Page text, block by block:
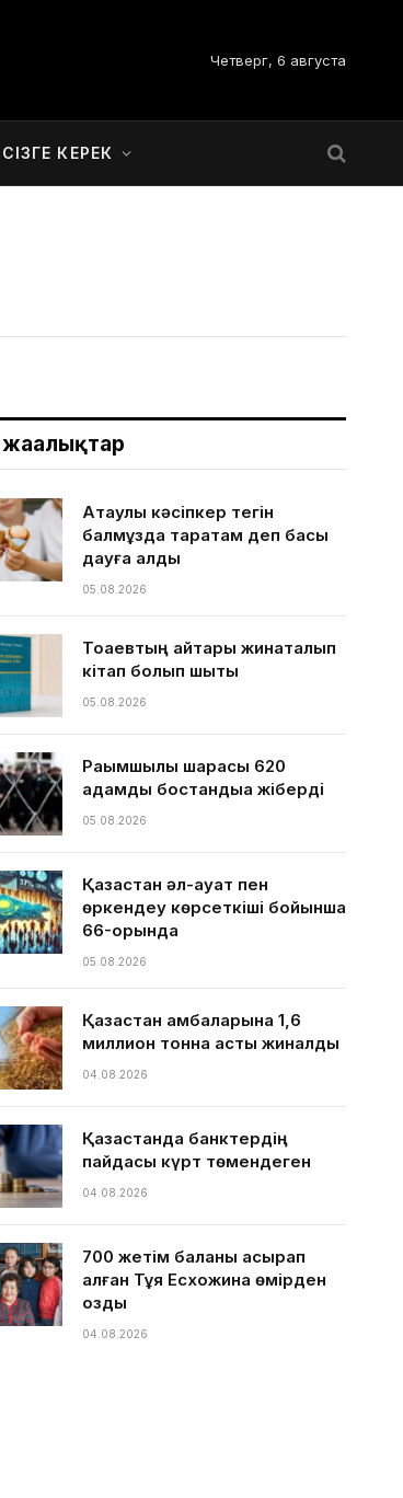
Четверг, 6 августа
СІЗГЕ КЕРЕК
жаңалықтар
Ақтаулық кәсіпкер тегін
балмұздақ таратам деп басы
дауға қалды
05.08.2026
Тоқаевтың айтқары жинақталып
кітап болып шықты
05.08.2026
Рақымшылық шарасы 620
адамды бостандыққа жіберді
05.08.2026
Қазақстан әл-ауқат пен
өркендеу көрсеткіші бойынша
66-орында
05.08.2026
Қазақстан қамбаларына 1,6
миллион тонна астық жиналды
04.08.2026
Қазақстанда банктердің
пайдасы күрт төмендеген
04.08.2026
700 жетім баланы асырап
алған Тұяқ Есхожина өмірден
озды
04.08.2026